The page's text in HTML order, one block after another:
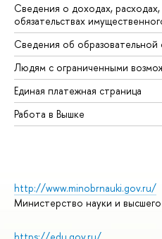
Сведения о доходах,
обязательствах
Сведения об образовательной
Людям с ограниченными
Единая платежная страница
Работа в Вышке
http://www.minobrnauki.gov.ru/
Министерство науки и